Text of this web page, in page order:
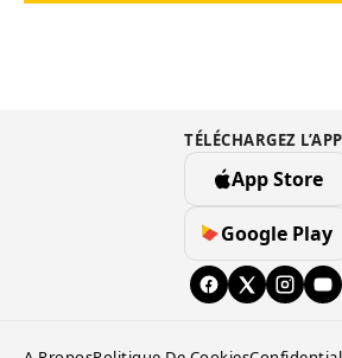
TÉLÉCHARGEZ L’APP
App Store
Google Play